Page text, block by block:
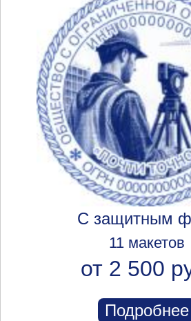
С защитным
11 макетов
от 2 500
Подробнее